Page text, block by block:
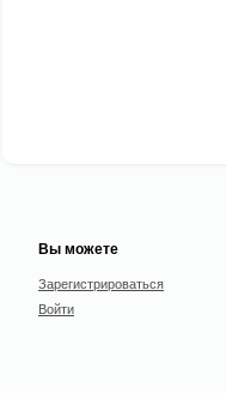
Вы можете
Зарегистрироваться
Войти